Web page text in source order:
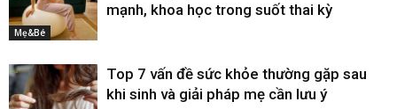
Mẹ&Bé
mạnh, khoa học trong suốt thai kỳ
Top 7 vấn đề sức khỏe thường gặp sau
khi sinh và giải pháp mẹ cần lưu ý